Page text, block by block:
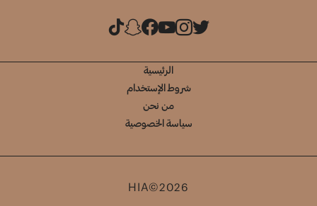
الرئيسية
شروط الإستخدام
من نحن
سياسة الخصوصية
HIA©2026